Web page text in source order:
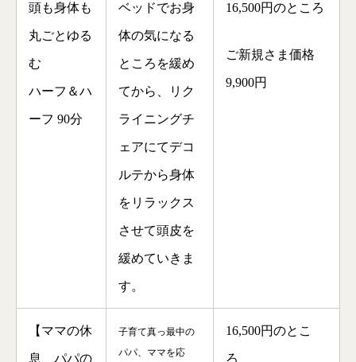
頭も身体も
丸ごとゆる
む
ハーフ＆ハ
ーフ 90分
ベッドでお身
体の気になる
ところを緩め
てから、リク
ライニングチ
ェアにてデコ
ルテから身体
をリラックス
させて頭皮を
緩めていきま
す。
16,500円のところ
ご新規さま価格
9,900円
【ママの休
息、パパの
子育て真っ最中の
パパ、ママを応
16,500円のとこ
ろ